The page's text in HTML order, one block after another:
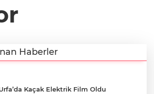
Haberler
Kaçak Elektrik Film Oldu